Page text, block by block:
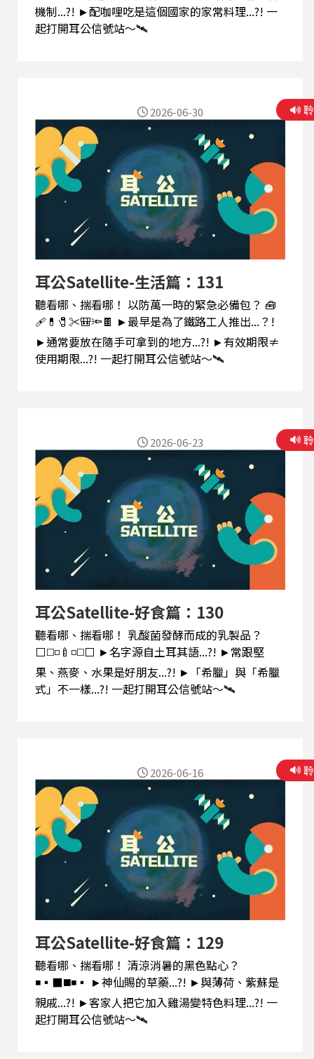
機制...?! ►配咖哩吃是這個國家的家常料理...?! 一
起打開耳公信號站～🛰️
耳公Satellite-生活篇：131
聽看哪、揣看哪！ 以防萬一時的緊急必備包？ 🧰
🩹💊🧷✂️🎒🔦🍫 ►最早是為了鐵路工人推出...？!
►通常要放在隨手可拿到的地方...?! ►有效期限≠
使用期限...?! 一起打開耳公信號站～🛰️
2026-06-30
耳公Satellite-好食篇：130
聽看哪、揣看哪！ 乳酸菌發酵而成的乳製品？
⬜◻️◽🍼◽◻️⬜ ►名字源自土耳其語...?! ►常跟堅
果、燕麥、水果是好朋友...?! ►「希臘」與「希臘
式」不一樣...?! 一起打開耳公信號站～🛰️
2026-06-23
耳公Satellite-好食篇：129
聽看哪、揣看哪！ 清涼消暑的黑色點心？
◾▪️⬛◼️◾▪️ ►神仙賜的草藥...?! ►與薄荷、紫蘇是
親戚...?! ►客家人把它加入雞湯變特色料理...?! 一
起打開耳公信號站～🛰️
2026-06-16